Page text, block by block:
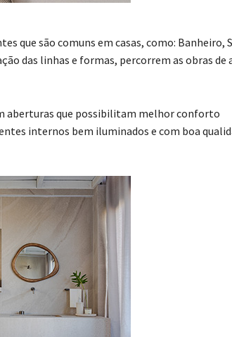
que são comuns em casas, como: Banheiro,
das linhas e formas, percorrem as obras de
aberturas que possibilitam melhor conforto
internos bem iluminados e com boa